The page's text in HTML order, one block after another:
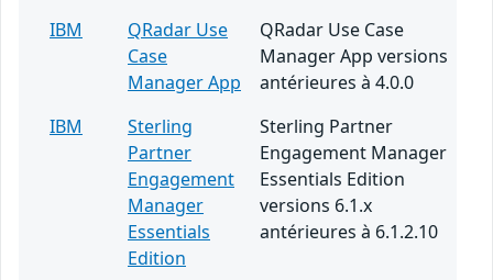
IBM
QRadar Use
Case
Manager App
QRadar Use Case
Manager App versions
antérieures à 4.0.0
IBM
Sterling
Partner
Engagement
Manager
Essentials
Edition
Sterling Partner
Engagement Manager
Essentials Edition
versions 6.1.x
antérieures à 6.1.2.10